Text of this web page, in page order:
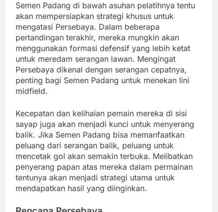
Semen Padang di bawah asuhan pelatihnya tentu
akan mempersiapkan strategi khusus untuk
mengatasi Persebaya. Dalam beberapa
pertandingan terakhir, mereka mungkin akan
menggunakan formasi defensif yang lebih ketat
untuk meredam serangan lawan. Mengingat
Persebaya dikenal dengan serangan cepatnya,
penting bagi Semen Padang untuk menekan lini
midfield.
Kecepatan dan kelihaian pemain mereka di sisi
sayap juga akan menjadi kunci untuk menyerang
balik. Jika Semen Padang bisa memanfaatkan
peluang dari serangan balik, peluang untuk
mencetak gol akan semakin terbuka. Melibatkan
penyerang papan atas mereka dalam permainan
tentunya akan menjadi strategi utama untuk
mendapatkan hasil yang diinginkan.